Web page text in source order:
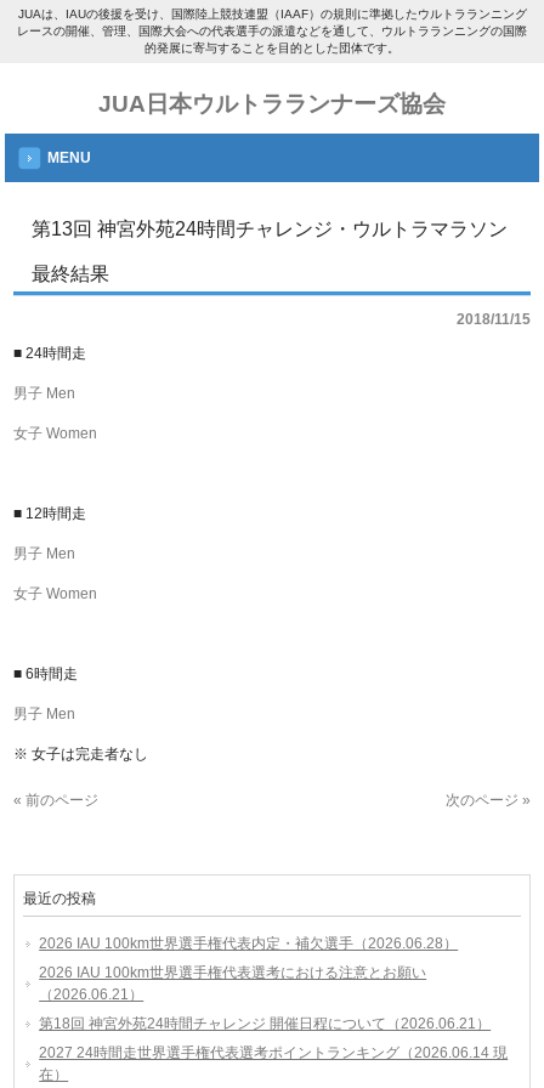
JUAは、IAUの後援を受け、国際陸上競技連盟（IAAF）の規則に準拠したウルトラランニング
レースの開催、管理、国際大会への代表選手の派遣などを通して、ウルトラランニングの国際
的発展に寄与することを目的とした団体です。
JUA日本ウルトラランナーズ協会
MENU
第13回 神宮外苑24時間チャレンジ・ウルトラマラソン
最終結果
2018/11/15
■ 24時間走
男子 Men
女子 Women
■ 12時間走
男子 Men
女子 Women
■ 6時間走
男子 Men
※ 女子は完走者なし
« 前のページ 次のページ »
最近の投稿
2026 IAU 100km世界選手権代表内定・補欠選手（2026.06.28）
2026 IAU 100km世界選手権代表選考における注意とお願い
（2026.06.21）
第18回 神宮外苑24時間チャレンジ 開催日程について（2026.06.21）
2027 24時間走世界選手権代表選考ポイントランキング（2026.06.14 現
在）